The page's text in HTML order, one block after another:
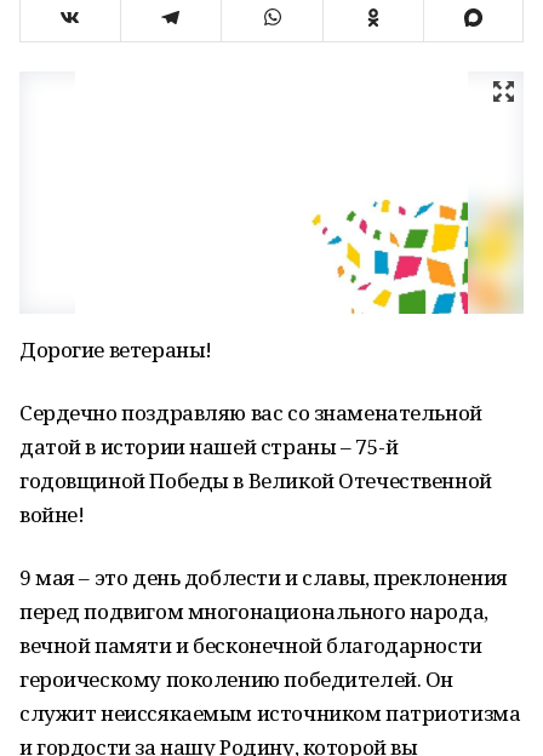
Дорогие ветераны!
Сердечно поздравляю вас со знаменательной
датой в истории нашей страны – 75-й
годовщиной Победы в Великой Отечественной
войне!
9 мая – это день доблести и славы, преклонения
перед подвигом многонационального народа,
вечной памяти и бесконечной благодарности
героическому поколению победителей. Он
служит неиссякаемым источником патриотизма
и гордости за нашу Родину, которой вы